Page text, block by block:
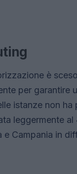
è
per garantire
istanze non
leggermente
e Campania in